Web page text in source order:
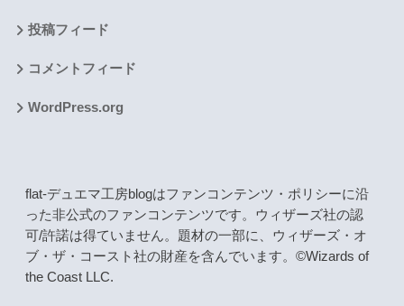
投稿フィード
コメントフィード
WordPress.org
flat-デュエマ工房blogはファンコンテンツ・ポリシーに沿
った非公式のファンコンテンツです。ウィザーズ社の認
可/許諾は得ていません。題材の一部に、ウィザーズ・オ
ブ・ザ・コースト社の財産を含んでいます。©Wizards of
the Coast LLC.